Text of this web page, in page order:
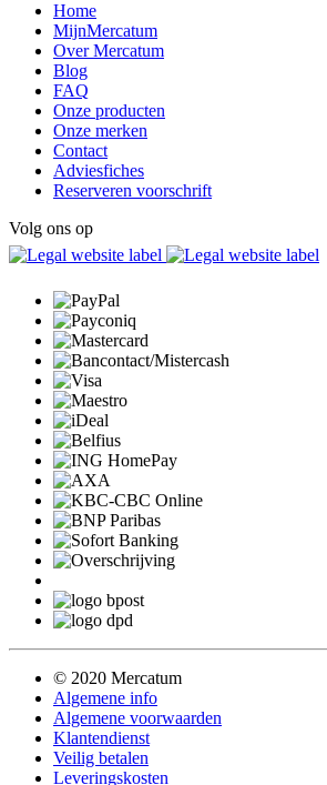
Home
MijnMercatum
Over Mercatum
Blog
FAQ
Onze producten
Onze merken
Contact
Adviesfiches
Reserveren voorschrift
Volg ons op
© 2020 Mercatum
Algemene info
Algemene voorwaarden
Klantendienst
Veilig betalen
Leveringskosten